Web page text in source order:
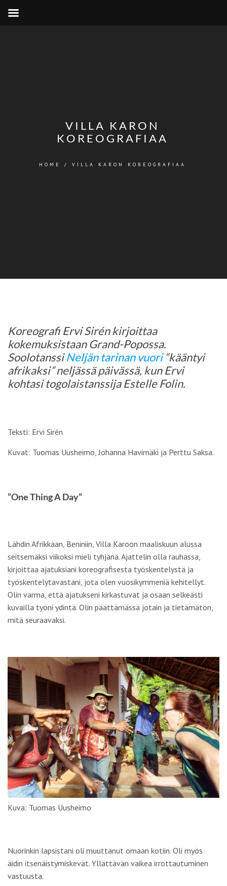
VILLA KARON
KOREOGRAFIAA
HOME / VILLA KARON KOREOGRAFIAA
Koreografi Ervi Sirén kirjoittaa
kokemuksistaan Grand-Popossa.
SoolotanssiNeljän tarinan vuori“kääntyi
afrikaksi” neljässä päivässä, kun Ervi
kohtasi togolaistanssija Estelle Folin.
Teksti: Ervi Sirén
Kuvat: Tuomas Uusheimo, Johanna Havimäki ja Perttu Saksa.
”One Thing A Day”
Lähdin Afrikkaan, Beniniin, Villa Karoon maaliskuun alussa
seitsemäksi viikoksi mieli tyhjänä. Ajattelin olla rauhassa,
kirjoittaa ajatuksiani koreografisesta työskentelystä ja
työskentelytavastani, jota olen vuosikymmeniä kehitellyt.
Olin varma, että ajatukseni kirkastuvat ja osaan selkeästi
kuvailla työni ydintä. Olin päättämässä jotain ja tietämätön,
mitä seuraavaksi.
Kuva: Tuomas Uusheimo
Nuorinkin lapsistani oli muuttanut omaan kotiin. Oli myös
äidin itsenäistymiskevät. Yllättävän vaikea irrottautuminen
vastuusta.